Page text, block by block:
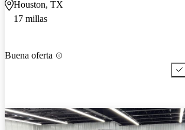
Houston, TX
17 millas
Buena oferta